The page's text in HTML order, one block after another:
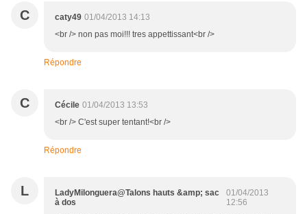
C caty49 01/04/2013 14:13
<br /> non pas moi!!! tres appettissant<br />
Répondre
C Cécile 01/04/2013 13:53
<br /> C'est super tentant!<br />
Répondre
L
LadyMilonguera@Talons hauts &amp; sac
à dos
01/04/2013
12:56